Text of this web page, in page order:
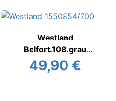
Westland
Belfort.108.grau
Hausschuhe warm
49,90 €